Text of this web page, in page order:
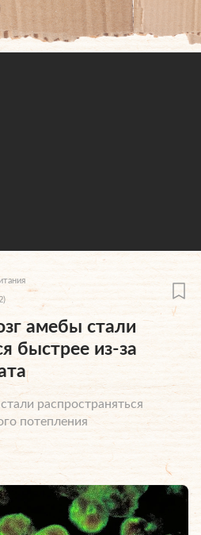
амебы стали
быстрее из-за
распространяться
потепления